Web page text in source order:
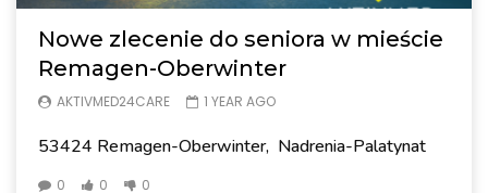
Nowe zlecenie do seniora w mieście
Remagen-Oberwinter
AKTIVMED24CARE 1 YEAR AGO
53424 Remagen-Oberwinter, Nadrenia-Palatynat
0 0 0